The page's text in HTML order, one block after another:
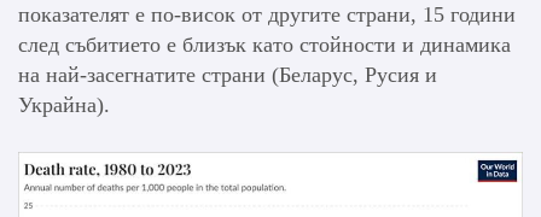
показателят е по-висок от другите страни, 15 години
след събитието е близък като стойности и динамика
на най-засегнатите страни (Беларус, Русия и
Украйна).